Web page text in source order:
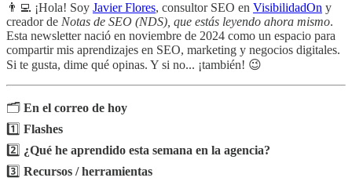
👨‍💻 ¡Hola! Soy Javier Flores, consultor SEO en VisibilidadOn y
creador de Notas de SEO (NDS), que estás leyendo ahora mismo.
Esta newsletter nació en noviembre de 2024 como un espacio para
compartir mis aprendizajes en SEO, marketing y negocios digitales.
Si te gusta, dime qué opinas. Y si no... ¡también! 😉
🗂️ En el correo de hoy
1️⃣ Flashes
2️⃣ ¿Qué he aprendido esta semana en la agencia?
3️⃣ Recursos / herramientas